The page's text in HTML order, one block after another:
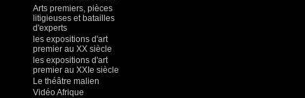
Arts premiers, pièces
litigieuses et batailles
d'experts
les expositions d'art
premier au XX siècle
les expositions d'art
premier au XXIe siècle
Le théâtre malien
Vidéo Afrique